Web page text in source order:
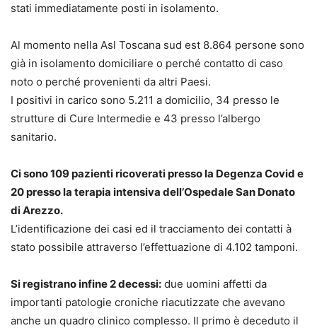
stati immediatamente posti in isolamento.
Al momento nella Asl Toscana sud est 8.864 persone sono
già in isolamento domiciliare o perché contatto di caso
noto o perché provenienti da altri Paesi.
I positivi in carico sono 5.211 a domicilio, 34 presso le
strutture di Cure Intermedie e 43 presso l’albergo
sanitario.
Ci sono 109 pazienti ricoverati presso la Degenza Covid e
20 presso la terapia intensiva dell’Ospedale San Donato
di Arezzo.
L’identificazione dei casi ed il tracciamento dei contatti à
stato possibile attraverso l’effettuazione di 4.102 tamponi.
Si registrano infine 2 decessi: due uomini affetti da
importanti patologie croniche riacutizzate che avevano
anche un quadro clinico complesso. Il primo è deceduto il